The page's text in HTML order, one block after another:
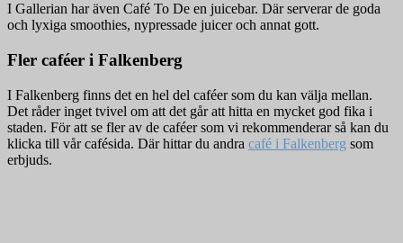
I Gallerian har även Café To De en juicebar. Där serverar de goda
och lyxiga smoothies, nypressade juicer och annat gott.
Fler caféer i Falkenberg
I Falkenberg finns det en hel del caféer som du kan välja mellan.
Det råder inget tvivel om att det går att hitta en mycket god fika i
staden. För att se fler av de caféer som vi rekommenderar så kan du
klicka till vår cafésida. Där hittar du andra café i Falkenberg som
erbjuds.